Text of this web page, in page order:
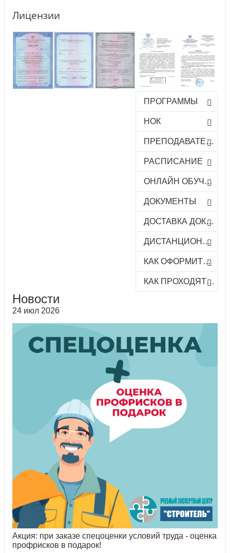
Лицензии
ПРОГРАММЫ
НОК
ПРЕПОДАВАТЕЛИ
РАСПИСАНИЕ
ОНЛАЙН ОБУЧЕНИЕ
ДОКУМЕНТЫ
ДОСТАВКА ДОКУМЕНТОВ
ДИСТАНЦИОННОЕ ОБУЧЕНИЕ
КАК ОФОРМИТЬ ЗАКАЗ КУРСА
КАК ПРОХОДЯТ ОНЛАЙН-КУРСЫ
Новости
24 июл 2026
Акция: при заказе спецоценки условий труда - оценка
профрисков в подарок!